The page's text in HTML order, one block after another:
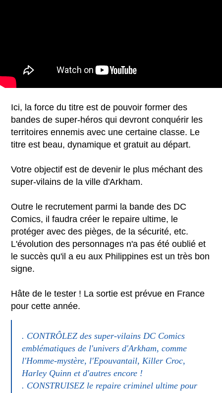
Ici, la force du titre est de pouvoir former des
bandes de super-héros qui devront conquérir les
territoires ennemis avec une certaine classe. Le
titre est beau, dynamique et gratuit au départ.
Votre objectif est de devenir le plus méchant des
super-vilains de la ville d'Arkham.
Outre le recrutement parmi la bande des DC
Comics, il faudra créer le repaire ultime, le
protéger avec des pièges, de la sécurité, etc.
L'évolution des personnages n'a pas été oublié et
le succès qu'il a eu aux Philippines est un très bon
signe.
Hâte de le tester ! La sortie est prévue en France
pour cette année.
. CONTRÔLEZ des super-vilains DC Comics
emblématiques de l'univers d'Arkham, comme
l'Homme-mystère, l'Epouvantail, Killer Croc,
Harley Quinn et d'autres encore !
. CONSTRUISEZ le repaire criminel ultime pour